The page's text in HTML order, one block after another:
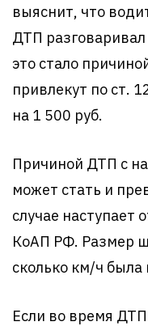
выяснит, что
ДТП разговаривал
это стало
привлекут по ст.
на 1 500 руб.
Причиной ДТП с
может стать и
случае наступает
КоАП РФ. Размер
сколько км/ч
Если во время